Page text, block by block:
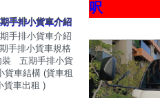
手排小貨車介紹
手排小貨車介紹
手排小貨車規格
裝 五期手排小貨
車結構 (貨車租
貨車出租 )
呎